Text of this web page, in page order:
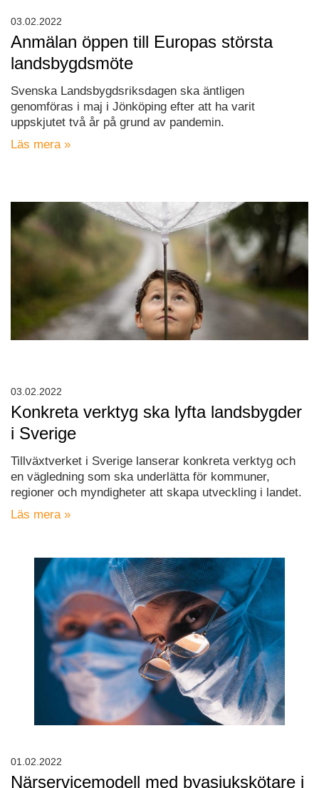
Anmälan öppen till Europas största
landsbygdsmöte
Svenska Landsbygdsriksdagen ska äntligen
genomföras i maj i Jönköping efter att ha varit
uppskjutet två år på grund av pandemin.
Läs mera »
03.02.2022
Konkreta verktyg ska lyfta landsbygder
i Sverige
Tillväxtverket i Sverige lanserar konkreta verktyg och
en vägledning som ska underlätta för kommuner,
regioner och myndigheter att skapa utveckling i landet.
Läs mera »
03.02.2022
Närservicemodell med byasjukskötare i
01.02.2022